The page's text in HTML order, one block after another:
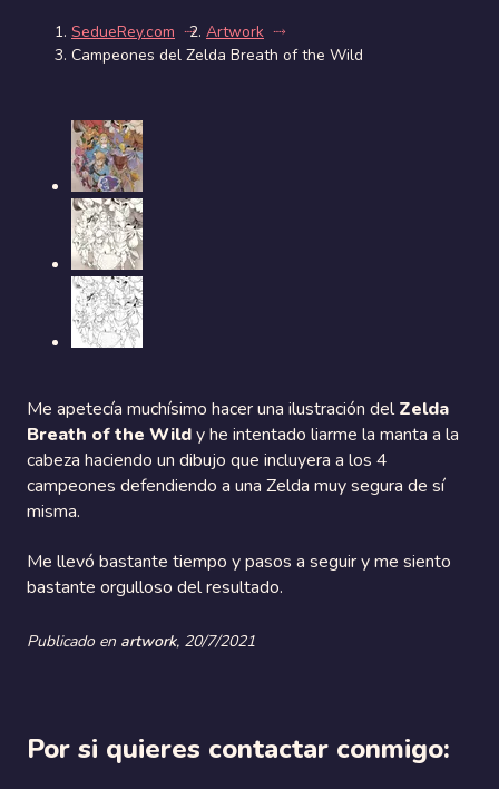
SedueRey.com
Artwork
Campeones del Zelda Breath of the Wild
Me apetecía muchísimo hacer una ilustración delZelda
Breath of the Wildy he intentado liarme la manta a la
cabeza haciendo un dibujo que incluyera a los 4
campeones defendiendo a una Zelda muy segura de sí
misma.
Me llevó bastante tiempo y pasos a seguir y me siento
bastante orgulloso del resultado.
Publicado en artwork, 20/7/2021
Por si quieres contactar conmigo: